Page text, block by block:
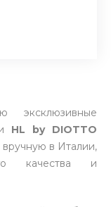
эксклюзивные
HL by DIOTTO
вручную в Италии,
качества и